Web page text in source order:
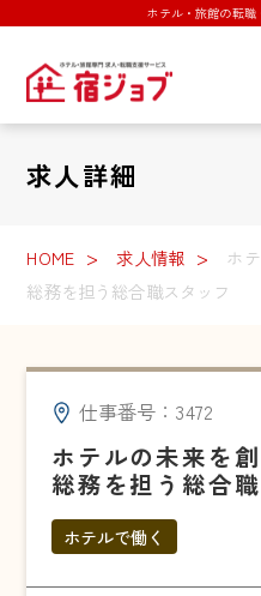
ホテル・旅館の転
求人詳細
HOME 求人情報
ホ
総務を担う総合職スタッフ
仕事番号：3472
ホテルの未来を
総務を担う総合
ホテルで働く